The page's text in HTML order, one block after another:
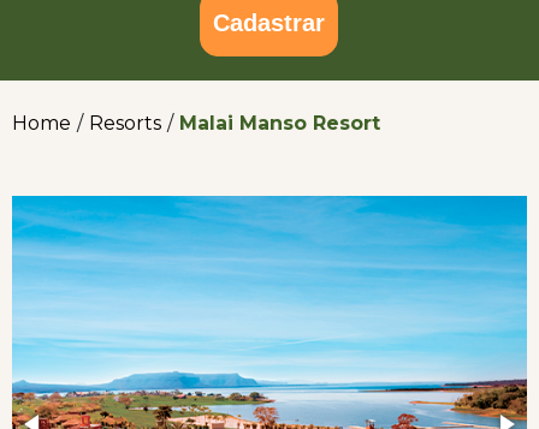
Cadastrar
Home / Resorts / Malai Manso Resort